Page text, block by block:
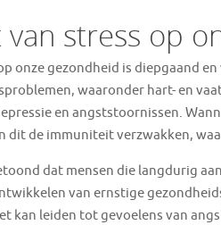
stress op
onze gezondheid is diepgaand
waaronder hart- en
en angststoornissen.
dit de immuniteit verzwakken,
dat mensen die langdurig
van ernstige
kan leiden tot gevoelens van